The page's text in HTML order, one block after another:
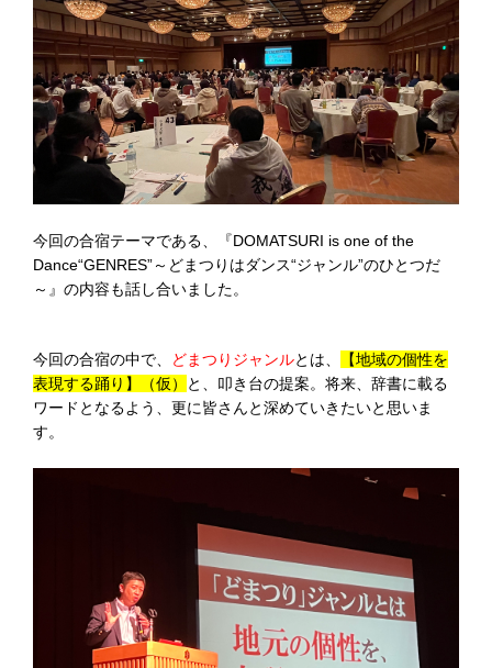
今回の合宿テーマである、『DOMATSURI is one of the
Dance“GENRES”～どまつりはダンス“ジャンル”のひとつだ
～』の内容も話し合いました。
今回の合宿の中で、 どまつりジャンルとは、
【地域の個性を
表現する踊り】（仮）
と、叩き台の提案。将来、辞書に載る
ワードとなるよう、更に皆さんと深めていきたいと思いま
す。